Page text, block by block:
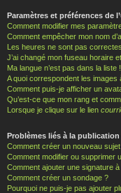
Paramètres et préférences de
Comment modifier mes
Comment empêcher mon nom
Les heures ne sont pas
J’ai changé mon fuseau horaire
Ma langue n’est pas dans la liste !
A quoi correspondent les images
Comment puis-je afficher un
Qu’est-ce que mon rang et
Lorsque je clique sur le lien
Problèmes liés à la publication
Comment créer un nouveau
Comment modifier ou supprimer
Comment ajouter une signature
Comment créer un sondage ?
Pourquoi ne puis-je pas ajouter